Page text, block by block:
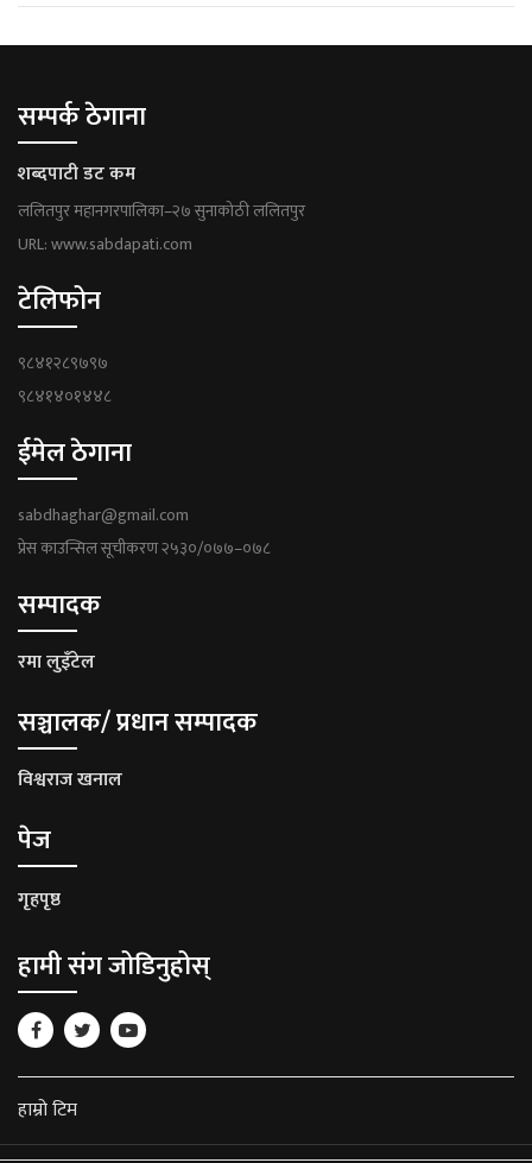
सम्पर्क ठेगाना
शब्दपाटी डट कम
ललितपुर महानगरपालिका–२७ सुनाकोठी ललितपुर
URL: www.sabdapati.com
टेलिफोन
९८४१२८९७९७
९८४१४०१४४८
ईमेल ठेगाना
sabdhaghar@gmail.com
प्रेस काउन्सिल सूचीकरण २५३०/०७७–०७८
सम्पादक
रमा लुइँटेल
सञ्चालक/ प्रधान सम्पादक
विश्वराज खनाल
पेज
गृहपृष्ठ
हामी संग जोडिनुहोस्
हाम्रो टिम